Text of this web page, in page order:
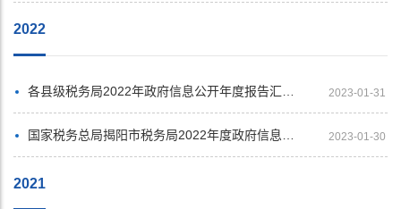
2022
各县级税务局2022年政府信息公开年度报告汇总展示 2023-01-31
国家税务总局揭阳市税务局2022年度政府信息公开工作年度报告 2023-01-30
2021